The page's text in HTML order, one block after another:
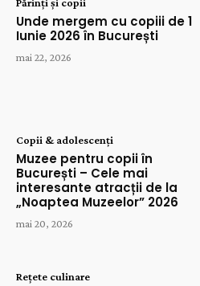
Unde mergem cu copiii de 1
Iunie 2026 în București
mai 22, 2026
Copii & adolescenți
Muzee pentru copii în
București – Cele mai
interesante atracții de la
„Noaptea Muzeelor” 2026
mai 20, 2026
Rețete culinare